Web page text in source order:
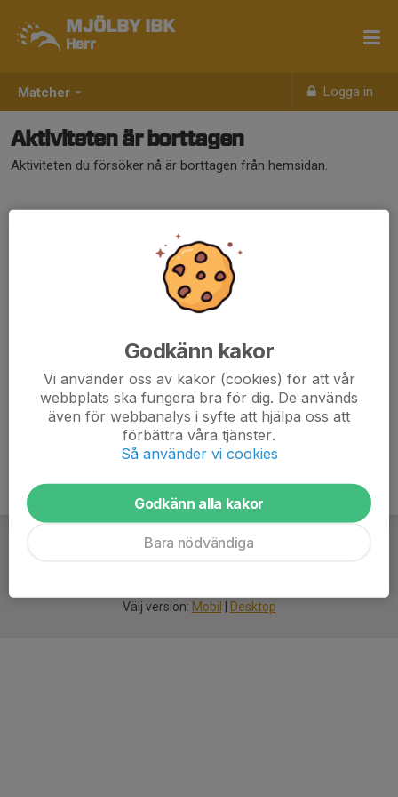
Matcher Logga in
MJÖLBY IBK
Herr
Aktiviteten är borttagen
Aktiviteten du försöker nå är borttagen från hemsidan.
Välj version: Mobil Desktop
Godkänn kakor
Vi använder oss av kakor (cookies) för att vår
webbplats ska fungera bra för dig. De används
även för webbanalys i syfte att hjälpa oss att
förbättra våra tjänster.
Så använder vi cookies
Godkänn alla kakor
Bara nödvändiga